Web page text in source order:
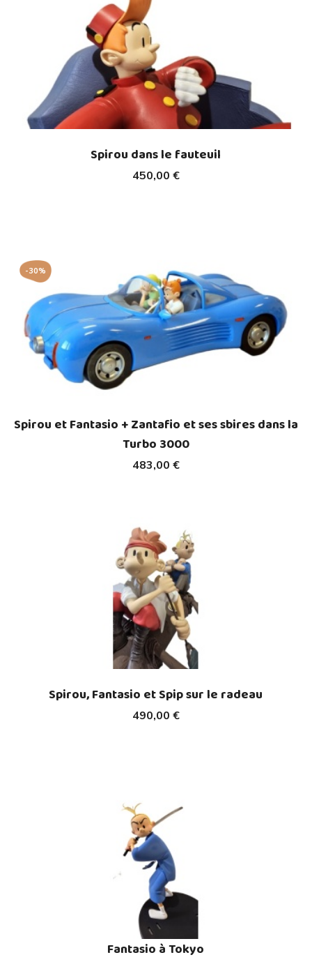
450,00 €
Spirou dans le fauteuil
-30%
483,00 €
Spirou et Fantasio + Zantafio et ses sbires dans la
Turbo 3000
490,00 €
Spirou, Fantasio et Spip sur le radeau
Fantasio à Tokyo